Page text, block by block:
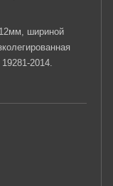
шириной
2014.